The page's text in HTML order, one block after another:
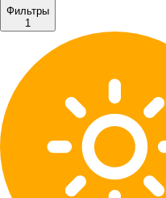
Фильтры
1